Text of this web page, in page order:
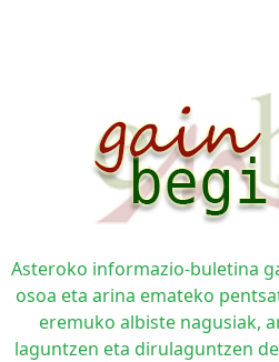
Asteroko informazio-buletina
osoa eta arina emateko
eremuko albiste nagusiak,
laguntzen eta dirulaguntzen